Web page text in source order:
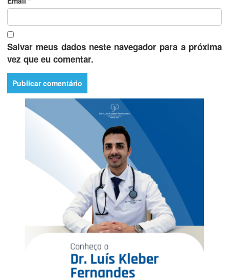
Salvar meus dados neste navegador para a próxima
vez que eu comentar.